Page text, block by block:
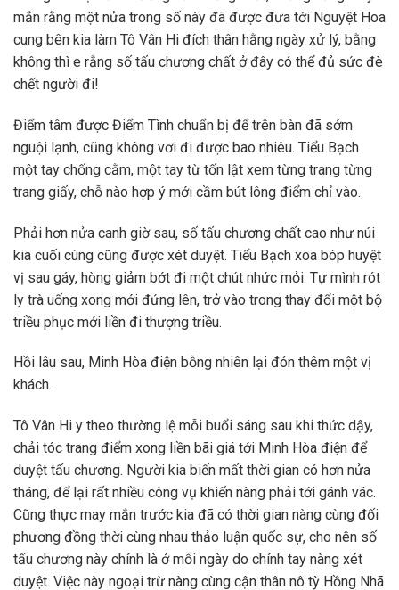
mắn rằng một nửa trong số này đã được đưa tới Nguyệt Hoa
cung bên kia làm Tô Vân Hi đích thân hằng ngày xử lý, bằng
không thì e rằng số tấu chương chất ở đây có thể đủ sức đè
chết người đi!
Điểm tâm được Điểm Tình chuẩn bị để trên bàn đã sớm
nguội lạnh, cũng không vơi đi được bao nhiêu. Tiểu Bạch
một tay chống cằm, một tay từ tốn lật xem từng trang từng
trang giấy, chỗ nào hợp ý mới cầm bút lông điểm chỉ vào.
Phải hơn nửa canh giờ sau, số tấu chương chất cao như núi
kia cuối cùng cũng được xét duyệt. Tiểu Bạch xoa bóp huyệt
vị sau gáy, hòng giảm bớt đi một chút nhức mỏi. Tự mình rót
ly trà uống xong mới đứng lên, trở vào trong thay đổi một bộ
triều phục mới liền đi thượng triều.
Hồi lâu sau, Minh Hòa điện bỗng nhiên lại đón thêm một vị
khách.
Tô Vân Hi y theo thường lệ mỗi buổi sáng sau khi thức dậy,
chải tóc trang điểm xong liền bãi giá tới Minh Hòa điện để
duyệt tấu chương. Người kia biến mất thời gian có hơn nửa
tháng, để lại rất nhiều công vụ khiến nàng phải tới gánh vác.
Cũng thực may mắn trước kia đã có thời gian nàng cùng đối
phương đồng thời cùng nhau thảo luận quốc sự, cho nên số
tấu chương này chính là ở mỗi ngày do chính tay nàng xét
duyệt. Việc này ngoại trừ nàng cùng cận thân nô tỳ Hồng Nhã